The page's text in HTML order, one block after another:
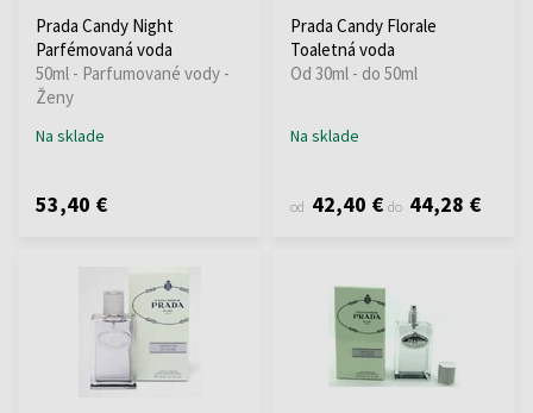
Prada Candy Night
Parfémovaná voda
50ml - Parfumované vody -
Ženy
Na sklade
53,40 €
Prada Candy Florale
Toaletná voda
Od 30ml - do 50ml
Na sklade
od 42,40 € do 44,28 €